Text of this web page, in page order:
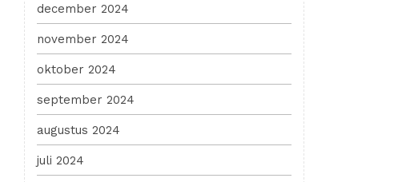
Volgend
bericht
december 2024
november 2024
oktober 2024
september 2024
augustus 2024
juli 2024